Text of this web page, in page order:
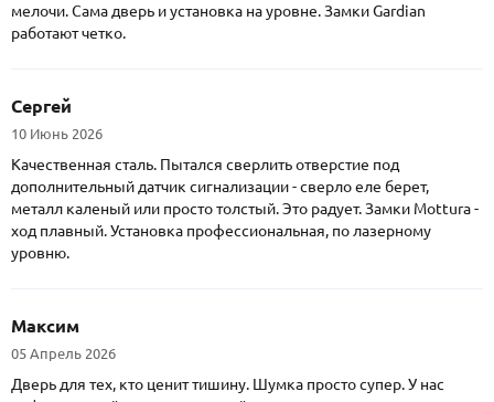
мелочи. Сама дверь и установка на уровне. Замки Gardian
работают четко.
Сергей
10 Июнь 2026
Качественная сталь. Пытался сверлить отверстие под
дополнительный датчик сигнализации - сверло еле берет,
металл каленый или просто толстый. Это радует. Замки Mottura -
ход плавный. Установка профессиональная, по лазерному
уровню.
Максим
05 Апрель 2026
Дверь для тех, кто ценит тишину. Шумка просто супер. У нас